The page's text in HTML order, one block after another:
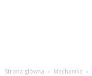
Strona główna Mechanika